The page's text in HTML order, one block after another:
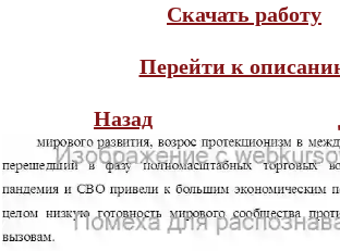
Скачать работу
Перейти к
Назад